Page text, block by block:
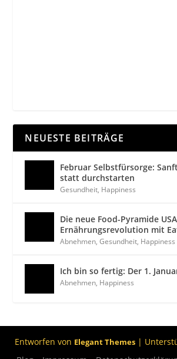
NEUESTE BEITRÄGE
Februar Selbstfürsorge:
statt durchstarten
Gesundheit, Happiness
Die neue Food-Pyramide
Ernährungsrevolution mit
Abnehmen,Gesundheit, Happiness
Ich bin so fertig: Der 1.
Abnehmen, Happiness
Entworfen von Elegant Themes |